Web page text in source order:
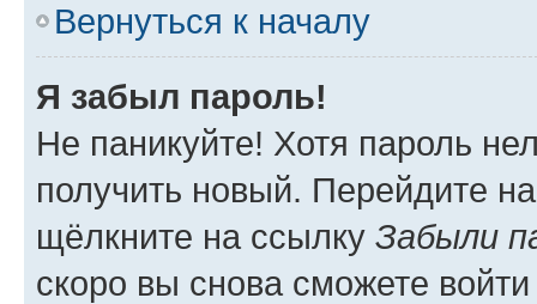
Вернуться к началу
Я забыл пароль!
Не паникуйте! Хотя пароль
получить новый. Перейдите
щёлкните на ссылку Забыли
скоро вы снова сможете